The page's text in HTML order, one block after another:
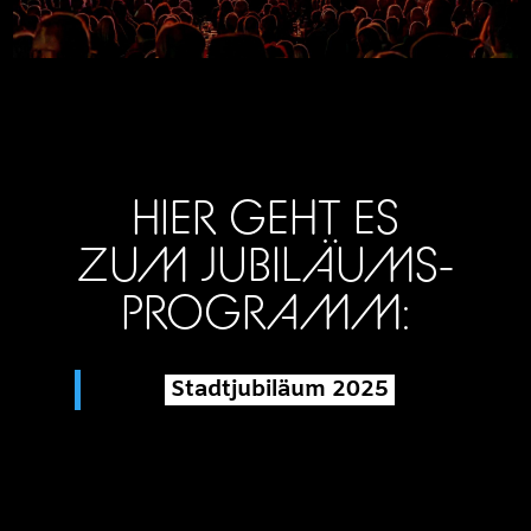
HIER GEHT ES
ZUM JUBILÄUMS-
PROGRAMM:
Stadtjubiläum 2025